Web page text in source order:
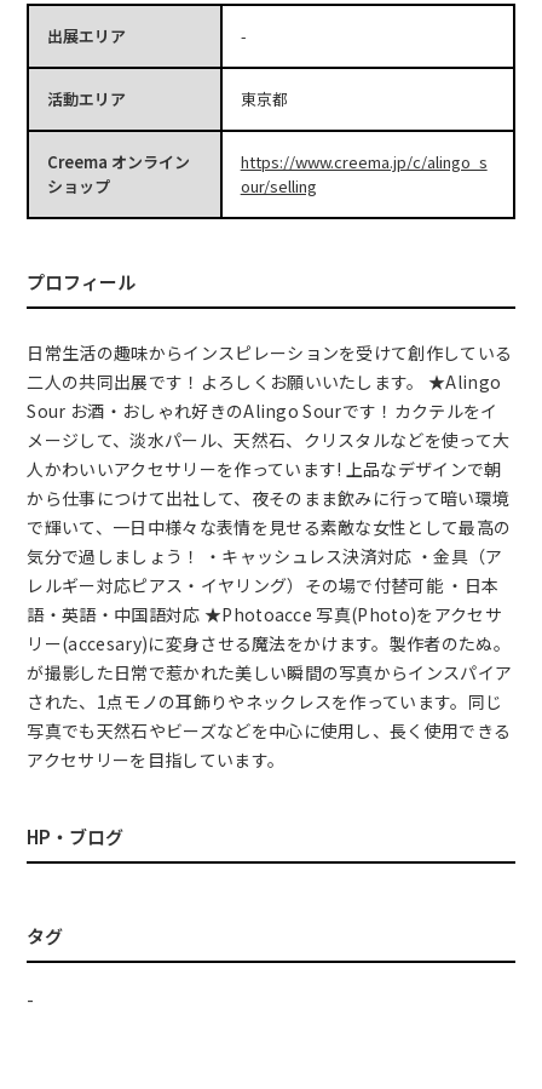
出展エリア -
活動エリア 東京都
Creema オンライン
ショップ
https://www.creema.jp/c/alingo_s
our/selling
プロフィール
日常生活の趣味からインスピレーションを受けて創作している
二人の共同出展です！よろしくお願いいたします。 ★Alingo
Sour お酒・おしゃれ好きのAlingo Sourです！カクテルをイ
メージして、淡水パール、天然石、クリスタルなどを使って大
人かわいいアクセサリーを作っています! 上品なデザインで朝
から仕事につけて出社して、夜そのまま飲みに行って暗い環境
で輝いて、一日中様々な表情を見せる素敵な女性として最高の
気分で過しましょう！ ・キャッシュレス決済対応 ・金具（ア
レルギー対応ピアス・イヤリング）その場で付替可能 ・日本
語・英語・中国語対応 ★Photoacce 写真(Photo)をアクセサ
リー(accesary)に変身させる魔法をかけます。製作者のたぬ。
が撮影した日常で惹かれた美しい瞬間の写真からインスパイア
された、1点モノの耳飾りやネックレスを作っています。同じ
写真でも天然石やビーズなどを中心に使用し、長く使用できる
アクセサリーを目指しています。
HP・ブログ
タグ
-